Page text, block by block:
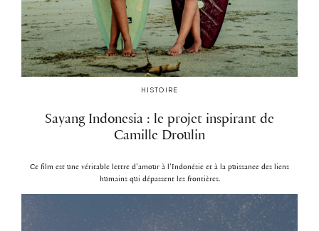
HISTOIRE
Sayang Indonesia : le projet inspirant de
Camille Droulin
Ce film est une véritable lettre d’amour à l’Indonésie et à la puissance des liens
humains qui dépassent les frontières.